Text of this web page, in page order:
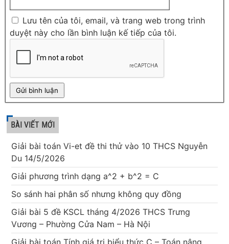
Lưu tên của tôi, email, và trang web trong trình
duyệt này cho lần bình luận kế tiếp của tôi.
BÀI VIẾT MỚI
Giải bài toán Vi-et đề thi thử vào 10 THCS Nguyễn
Du 14/5/2026
Giải phương trình dạng a^2 + b^2 = C
So sánh hai phân số nhưng không quy đồng
Giải bài 5 đề KSCL tháng 4/2026 THCS Trưng
Vương – Phường Cửa Nam – Hà Nội
Giải bài toán Tính giá trị biểu thức C – Toán nâng